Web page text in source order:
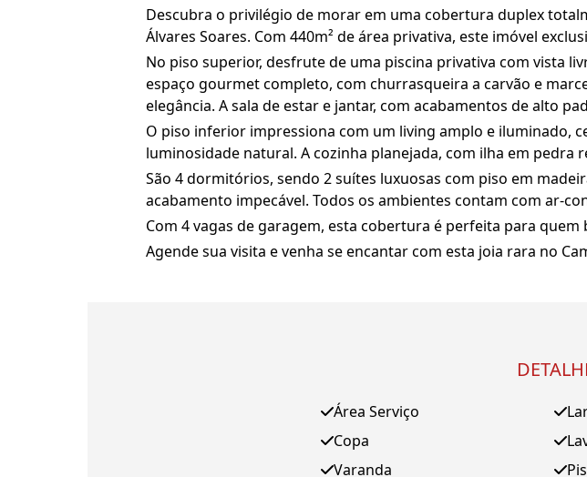
Descubra o privilégio de morar em uma cobertura duplex
Álvares Soares. Com 440m² de área privativa, este imóvel
No piso superior, desfrute de uma piscina privativa com vista
espaço gourmet completo, com churrasqueira a carvão e
elegância. A sala de estar e jantar, com acabamentos de alto
O piso inferior impressiona com um living amplo e iluminado,
luminosidade natural. A cozinha planejada, com ilha em
São 4 dormitórios, sendo 2 suítes luxuosas com piso em
acabamento impecável. Todos os ambientes contam com ar-
Com 4 vagas de garagem, esta cobertura é perfeita para
Agende sua visita e venha se encantar com esta joia rara no
Área Serviço
Copa
Varanda